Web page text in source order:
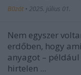
B0zót • 2025. július 01.
Nem egyszer
erdőben, hogy
anyagot –
hirtelen ...